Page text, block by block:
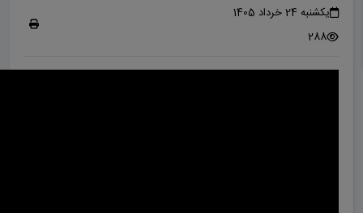
یکشنبه 24 خرداد 1405
288